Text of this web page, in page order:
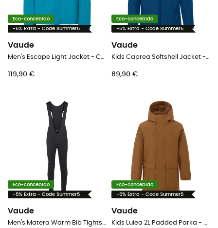
Eco-concebido
-5% Extra - Code Summer5
Vaude
Men's Escape Light Jacket - Casaco impermeável homem
119,90 €
Eco-concebido
-5% Extra - Code Summer5
Vaude
Kids Caprea Softshell Jacket - Casaco softshell criança
89,90 €
Eco-concebido
-5% Extra - Code Summer5
Vaude
Men's Matera Warm Bib Tights II - Calções de ciclista homem
Eco-concebido
-5% Extra - Code Summer5
Vaude
Kids Lulea 2L Padded Parka - Parka criança